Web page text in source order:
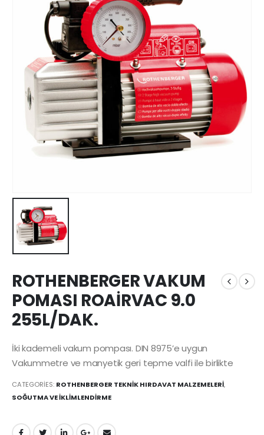
ROTHENBERGER VAKUM
POMASI ROAİRVAC 9.0
255L/DAK.
İki kademeli vakum pompası. DIN 8975’e uygun
Vakummetre ve manyetik geri tepme valfi ile birlikte
CATEGORIES: ROTHENBERGER TEKNİK HIRDAVAT MALZEMELERİ,
SOĞUTMA VE İKLİMLENDİRME